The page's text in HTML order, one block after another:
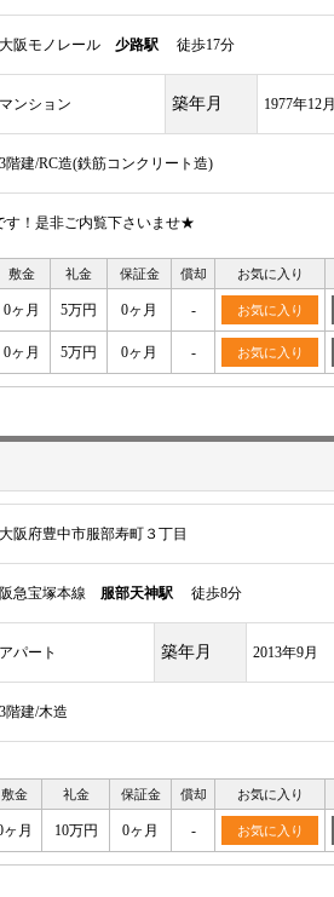
大阪モノレール 少路駅 徒歩17分
マンション 築年月 1977年12月
3階建/RC造(鉄筋コンクリート造)
す！是非ご内覧下さいませ★
敷金 礼金 保証金 償却 お気に入り
0ヶ月 5万円 0ヶ月 - お気に入り
0ヶ月 5万円 0ヶ月 - お気に入り
大阪府豊中市服部寿町３丁目
阪急宝塚本線 服部天神駅 徒歩8分
アパート 築年月 2013年9月
3階建/木造
敷金 礼金 保証金 償却 お気に入り
ヶ月 10万円 0ヶ月 - お気に入り